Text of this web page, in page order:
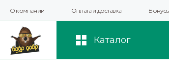
О компании Оплата и доставка
Каталог
Мы используем файлы